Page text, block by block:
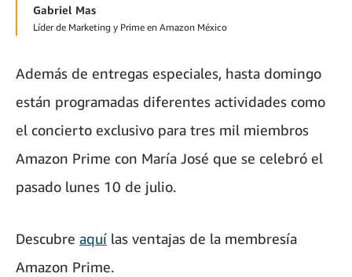
Gabriel Mas
Líder de Marketing y Prime en Amazon México
Además de entregas especiales, hasta domingo
están programadas diferentes actividades como
el concierto exclusivo para tres mil miembros
Amazon Prime con María José que se celebró el
pasado lunes 10 de julio.
Descubre aquí las ventajas de la membresía
Amazon Prime.